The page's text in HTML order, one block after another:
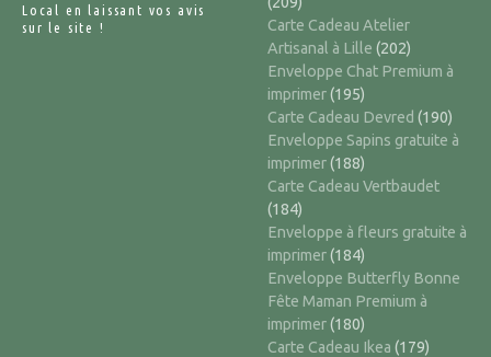
Local en laissant vos avis
sur le site !
Carte Cadeau Atelier
Artisanal à Lille (202)
Enveloppe Chat Premium à
imprimer(195)
Carte Cadeau Devred (190)
Enveloppe Sapins gratuite à
imprimer(188)
Carte Cadeau Vertbaudet
(184)
Enveloppe à fleurs gratuite à
imprimer(184)
Enveloppe Butterfly Bonne
Fête Maman Premium à
imprimer(180)
Carte Cadeau Ikea (179)